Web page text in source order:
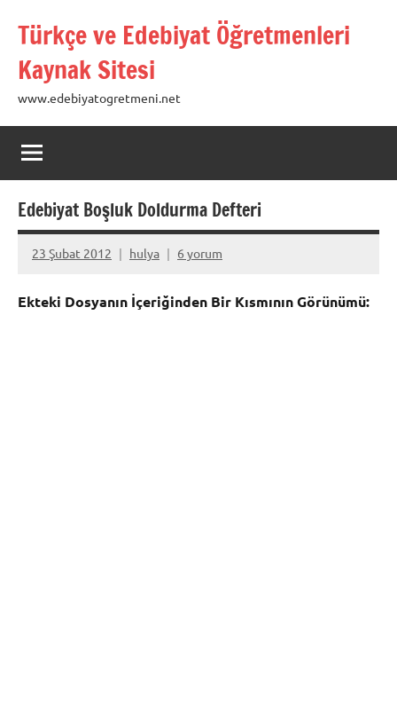
Türkçe ve Edebiyat Öğretmenleri
Kaynak Sitesi
www.edebiyatogretmeni.net
Edebiyat Boşluk Doldurma Defteri
23 Şubat 2012 hulya 6 yorum
Ekteki Dosyanın İçeriğinden Bir Kısmının Görünümü: